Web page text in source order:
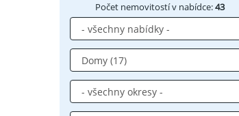
Počet nemovitostí v nabídce:43